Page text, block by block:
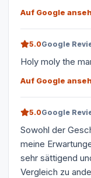
Auf Google
5.0Google
Holy moly the
Auf Google
5.0Google
Sowohl der
meine
sehr sättigend
Vergleich zu